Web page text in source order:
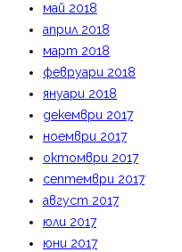
май 2018
април 2018
март 2018
февруари 2018
януари 2018
декември 2017
ноември 2017
октомври 2017
септември 2017
август 2017
юли 2017
юни 2017